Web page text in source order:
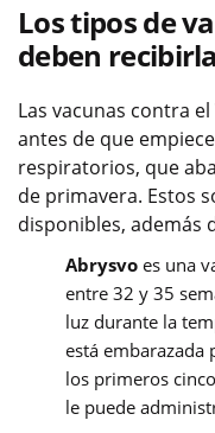
Los tipos de
deben recibirla
Las vacunas contra
antes de que
respiratorios, que
de primavera. Estos
disponibles, además
Abrysvo es una
entre 32 y 35
luz durante la
está embarazada
los primeros
le puede